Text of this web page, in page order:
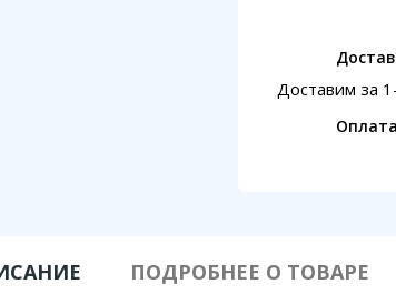
Доставим за
Оплата
ПОДРОБНЕЕ О ТОВАРЕ